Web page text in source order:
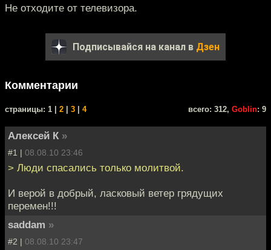
Не отходите от телевизора.
Подписывайся на канал в Дзен
Комментарии
cтраницы: 1 | 2 3 4 всего: 312, Goblin: 9
Алексей К »
#1 | 08.08.10 23:46
> Люди спасались только молитвой.
И верой в добрый, ласковый ветер грядущих
перемен!!!
saddam »
#2 | 08.08.10 23:47